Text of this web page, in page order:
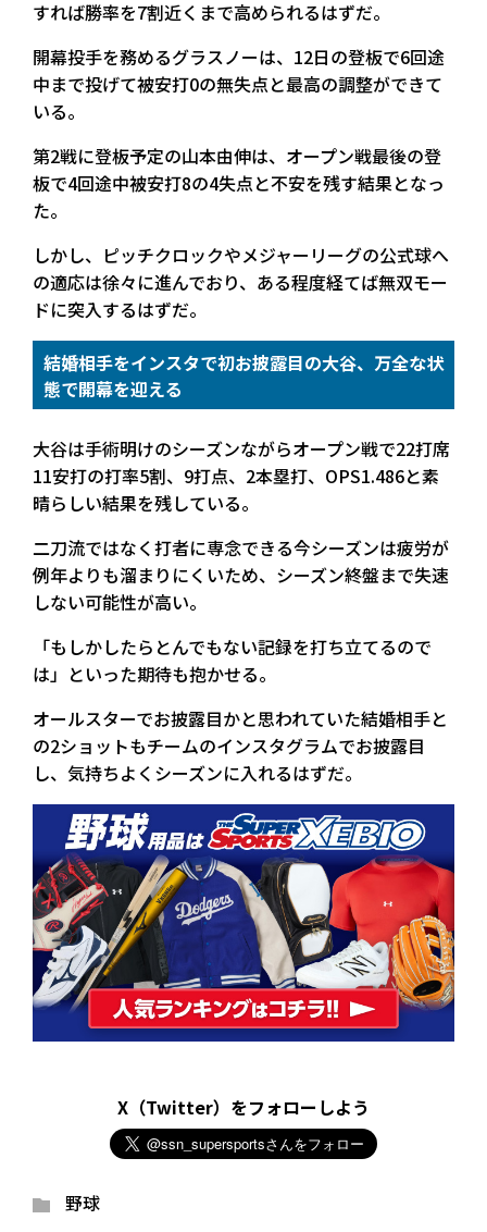
すれば勝率を7割近くまで高められるはずだ。
開幕投手を務めるグラスノーは、12日の登板で6回途
中まで投げて被安打0の無失点と最高の調整ができて
いる。
第2戦に登板予定の山本由伸は、オープン戦最後の登
板で4回途中被安打8の4失点と不安を残す結果となっ
た。
しかし、ピッチクロックやメジャーリーグの公式球へ
の適応は徐々に進んでおり、ある程度経てば無双モー
ドに突入するはずだ。
結婚相手をインスタで初お披露目の大谷、万全な状
態で開幕を迎える
大谷は手術明けのシーズンながらオープン戦で22打席
11安打の打率5割、9打点、2本塁打、OPS1.486と素
晴らしい結果を残している。
二刀流ではなく打者に専念できる今シーズンは疲労が
例年よりも溜まりにくいため、シーズン終盤まで失速
しない可能性が高い。
「もしかしたらとんでもない記録を打ち立てるので
は」といった期待も抱かせる。
オールスターでお披露目かと思われていた結婚相手と
の2ショットもチームのインスタグラムでお披露目
し、気持ちよくシーズンに入れるはずだ。
X（Twitter）をフォローしよう
野球